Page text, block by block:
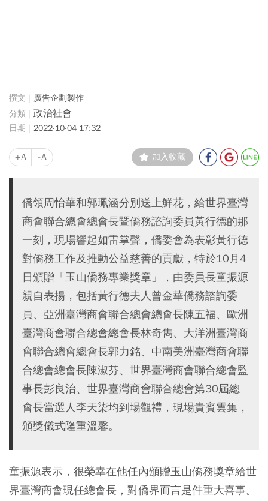
廣告企劃製作
政治社會
2022-10-04 17:32
+A -A 加入收藏
僑領周怡華和郭珮涵分別送上鮮花，給世界臺灣
商會聯合總會總會長暨僑務諮詢委員黃行德的那
一刻，現場響起如雷掌聲，僑委會為表彰黃行德
對僑務工作及推動公益慈善的貢獻，特於10月4
日頒贈「玉山僑務專業獎章」，由委員長童振源
親自表揚，包括黃行德夫人曾金華僑務諮詢委
員、亞洲臺灣商會聯合總會總會長陳五福、歐洲
臺灣商會聯合總會總會長林奇雋、大洋洲臺灣商
會聯合總會總會長郭力銘、中南美洲臺灣商會聯
合總會總會長陳淑芬、世界臺灣商會聯合總會監
事長彭良治、世界臺灣商會聯合總會第30屆總
會長當選人李天柒均到場觀禮，現場貴賓雲集，
頒獎儀式隆重溫馨。
童振源表示，很榮幸在他任內頒贈玉山僑務獎章給世
界臺灣商會現任總會長，對僑界而言是件重大喜事。